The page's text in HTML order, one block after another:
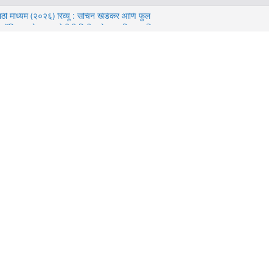
माध्यम (२०२६) रिव्यू : सचिन खेडेकर आणि फुल